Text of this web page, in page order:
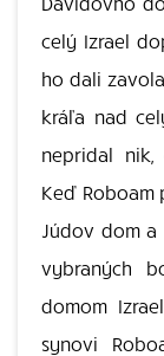
celý Izrael
ho dali
kráľa nad
nepridal nik,
Keď Roboam
Júdov dom a
vybraných
domom
synovi